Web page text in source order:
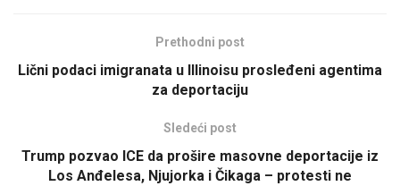
Prethodni post
Lični podaci imigranata u Illinoisu prosleđeni agentima
za deportaciju
Sledeći post
Trump pozvao ICE da prošire masovne deportacije iz
Los Anđelesa, Njujorka i Čikaga – protesti ne